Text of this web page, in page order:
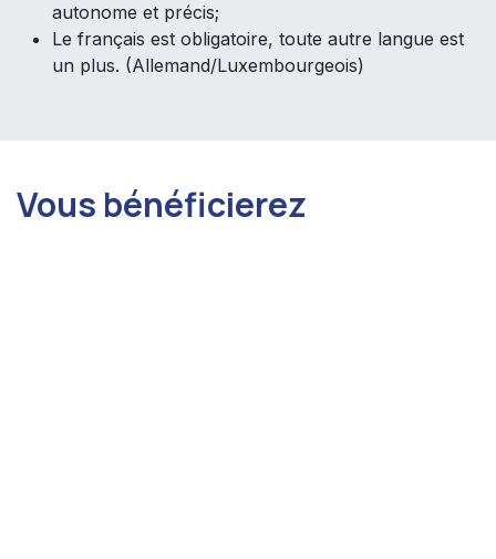
autonome et précis;
Le français est obligatoire, toute autre langue est
un plus. (Allemand/Luxembourgeois)
Vous bénéficierez